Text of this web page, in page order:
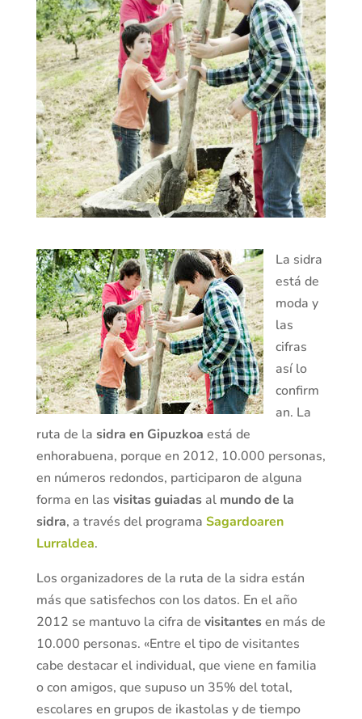
La sidra
está de
moda y
las
cifras
así lo
confirm
an. La
ruta de la sidra en Gipuzkoa está de
enhorabuena, porque en 2012, 10.000 personas,
en números redondos, participaron de alguna
forma en las visitas guiadasal mundo de la
sidra, a través del programa Sagardoaren
Lurraldea.
Los organizadores de la ruta de la sidra están
más que satisfechos con los datos. En el año
2012 se mantuvo la cifra de visitantesen más de
10.000 personas. «Entre el tipo de visitantes
cabe destacar el individual, que viene en familia
o con amigos, que supuso un 35% del total,
escolares en grupos de ikastolas y de tiempo